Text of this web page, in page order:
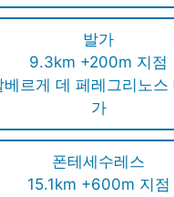
발가
9.3km +200m 지점
베르게 데 페레그리노스
가
폰테세수레스
15.1km +600m 지점